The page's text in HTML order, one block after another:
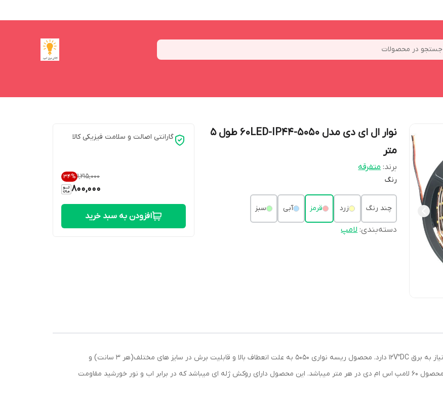
جستجو در محصولات
نوار ال ای دی مدل 5050-60LED-IP44 طول 5
متر
برند: متفرقه
رنگ
چند رنگ زرد قرمز آبی سبز
دسته‌بندی:لامپ
گارانتی اصالت و سلامت فیزیکی کالا
۱٬۲۱۵٬۰۰۰ 34%
800,000
افزودن به سبد خرید
ریسه نواری 5050 این محصول در متراژ 5 متری میباشد و نیاز به برق 12V ِّDC دارد. محصول ریسه نواری 5050 به علت انعطاف بالا و قابلیت برش در سایز های مختلف(هر 3 سانت) و
همچنین نصب اسان فروش بالایی رو دارد.تراکم لامپ این محصول 60 لامپ اس ام دی در هر متر میباشد. این محصول دارای روکش ژله ای میباشد که در برابر اب و نور خورشید مقاومت